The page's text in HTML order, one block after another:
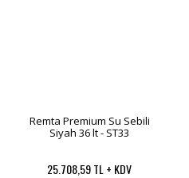
Remta Premium Su Sebili
Siyah 36 lt - ST33
25.708,59 TL + KDV